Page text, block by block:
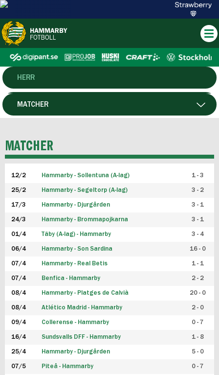
HERR
DAM
P19
F19
FUTSAL HERR
FUTSAL DAM
MATCHER
MATCHER
12/2 Hammarby - Sollentuna (A-lag) 1 - 3
25/2 Hammarby - Segeltorp (A-lag) 3 - 2
17/3 Hammarby - Djurgården 3 - 1
24/3 Hammarby - Brommapojkarna 3 - 1
01/4 Täby (A-lag) - Hammarby 3 - 4
06/4 Hammarby - Son Sardina 16 - 0
07/4 Hammarby - Real Betis 1 - 1
07/4 Benfica - Hammarby 2 - 2
08/4 Hammarby - Platges de Calvià 20 - 0
08/4 Atlético Madrid - Hammarby 2 - 0
09/4 Collerense - Hammarby 0 - 7
16/4 Sundsvalls DFF - Hammarby 1 - 8
25/4 Hammarby - Djurgården 5 - 0
07/5 Piteå - Hammarby 0 - 7